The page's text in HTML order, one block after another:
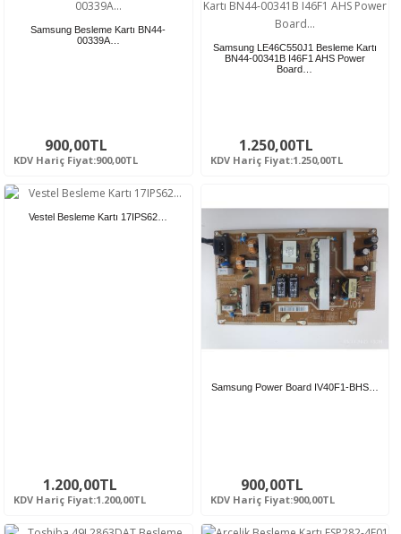
Samsung Besleme Kartı BN44-
00339A…
900,00TL
KDV Hariç Fiyat:900,00TL
Samsung LE46C550J1 Besleme Kartı
BN44-00341B I46F1 AHS Power
Board…
1.250,00TL
KDV Hariç Fiyat:1.250,00TL
Vestel Besleme Kartı 17IPS62…
1.200,00TL
KDV Hariç Fiyat:1.200,00TL
Samsung Power Board IV40F1-BHS…
900,00TL
KDV Hariç Fiyat:900,00TL